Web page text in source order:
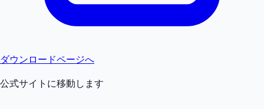
ダウンロードページへ
公式サイトに移動します